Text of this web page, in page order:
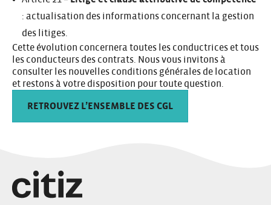
: actualisation des informations concernant la gestion
des litiges.
Cette évolution concernera toutes les conductrices et tous
les conducteurs des contrats. Nous vous invitons à
consulter les nouvelles conditions générales de location
et restons à votre disposition pour toute question.
RETROUVEZ L’ENSEMBLE DES CGL